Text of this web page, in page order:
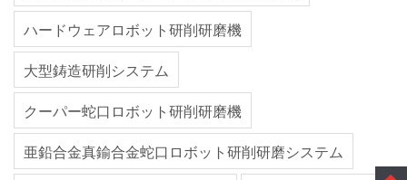
ハードウェアロボット研削研磨機
大型鋳造研削システム
クーパー蛇口ロボット研削研磨機
亜鉛合金真鍮合金蛇口ロボット研削研磨システム